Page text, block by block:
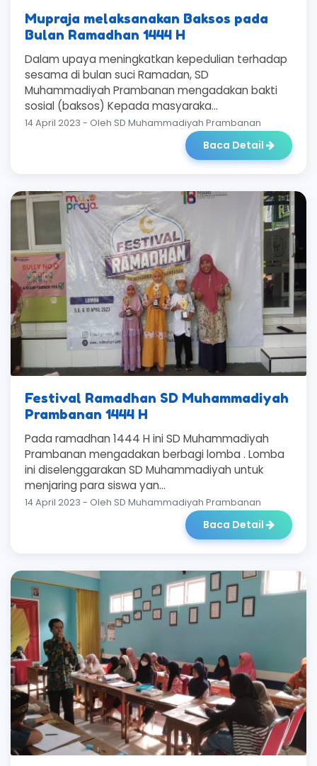
Mupraja melaksanakan Baksos pada
Bulan Ramadhan 1444 H
Dalam upaya meningkatkan kepedulian terhadap
sesama di bulan suci Ramadan, SD
Muhammadiyah Prambanan mengadakan bakti
sosial (baksos) Kepada masyaraka...
14 April 2023 - Oleh SD Muhammadiyah Prambanan
Baca Detail
Festival Ramadhan SD Muhammadiyah
Prambanan 1444 H
Pada ramadhan 1444 H ini SD Muhammadiyah
Prambanan mengadakan berbagi lomba . Lomba
ini diselenggarakan SD Muhammadiyah untuk
menjaring para siswa yan...
14 April 2023 - Oleh SD Muhammadiyah Prambanan
Baca Detail